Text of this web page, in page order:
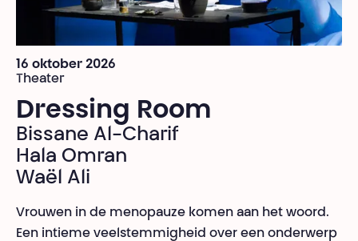
16 oktober 2026
Theater
Dressing Room
Bissane Al-Charif
Hala Omran
Waël Ali
Vrouwen in de menopauze komen aan het woord.
Een intieme veelstemmigheid over een onderwerp